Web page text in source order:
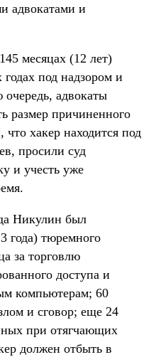
адвокатами и
месяцах (12 лет)
под надзором и
адвокаты
размер причиненного
хакер находится под
просили суд
и учесть уже
Никулин был
года) тюремного
за торговлю
доступа и
компьютерам; 60
и сговор; еще 24
при отягчающих
должен отбыть в